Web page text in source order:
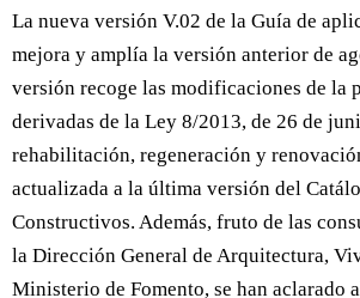
La nueva versión V.02 de la Guía de
mejora y amplía la versión anterior de
versión recoge las modificaciones de la
derivadas de la Ley 8/2013, de 26 de
rehabilitación, regeneración y
actualizada a la última versión del
Constructivos. Además, fruto de las
la Dirección General de Arquitectura,
Ministerio de Fomento, se han aclarado